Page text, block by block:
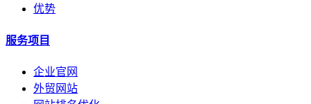
优势
服务项目
企业官网
外贸网站